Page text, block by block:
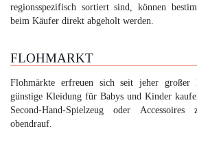
regionsspezifisch sortiert sind, können
beim Käufer direkt abgeholt werden.
FLOHMARKT
Flohmärkte erfreuen sich seit jeher großer
günstige Kleidung für Babys und Kinder
Second-Hand-Spielzeug oder
obendrauf.